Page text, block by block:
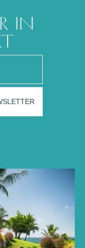
IN